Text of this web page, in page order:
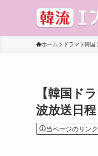
ホーム ドラマ 韓国
【韓国ド
波放送日程
当ページのリン